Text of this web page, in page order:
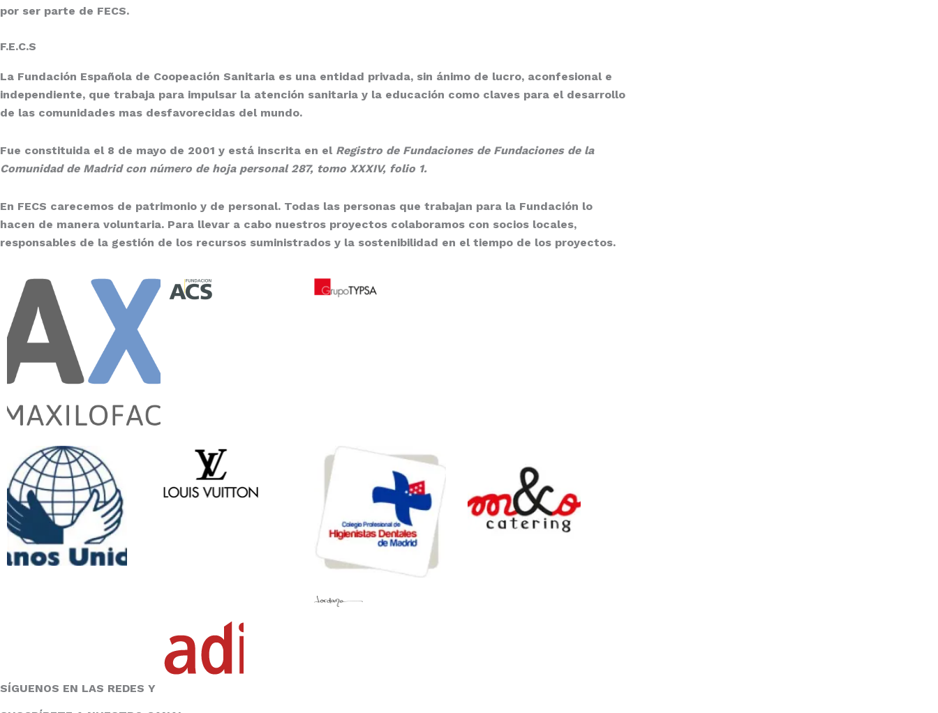
por ser parte de FECS.
F.E.C.S
La Fundación Española de Coopeación Sanitaria es una entidad privada, sin ánimo de lucro, aconfesional e
independiente, que trabaja para impulsar la atención sanitaria y la educación como claves para el desarrollo
de las comunidades mas desfavorecidas del mundo.
Fue constituida el 8 de mayo de 2001 y está inscrita en el Registro de Fundaciones de Fundaciones de la
Comunidad de Madrid con número de hoja personal 287, tomo XXXIV, folio 1.
En FECS carecemos de patrimonio y de personal. Todas las personas que trabajan para la Fundación lo
hacen de manera voluntaria. Para llevar a cabo nuestros proyectos colaboramos con socios locales,
responsables de la gestión de los recursos suministrados y la sostenibilidad en el tiempo de los proyectos.
SÍGUENOS EN LAS REDES Y